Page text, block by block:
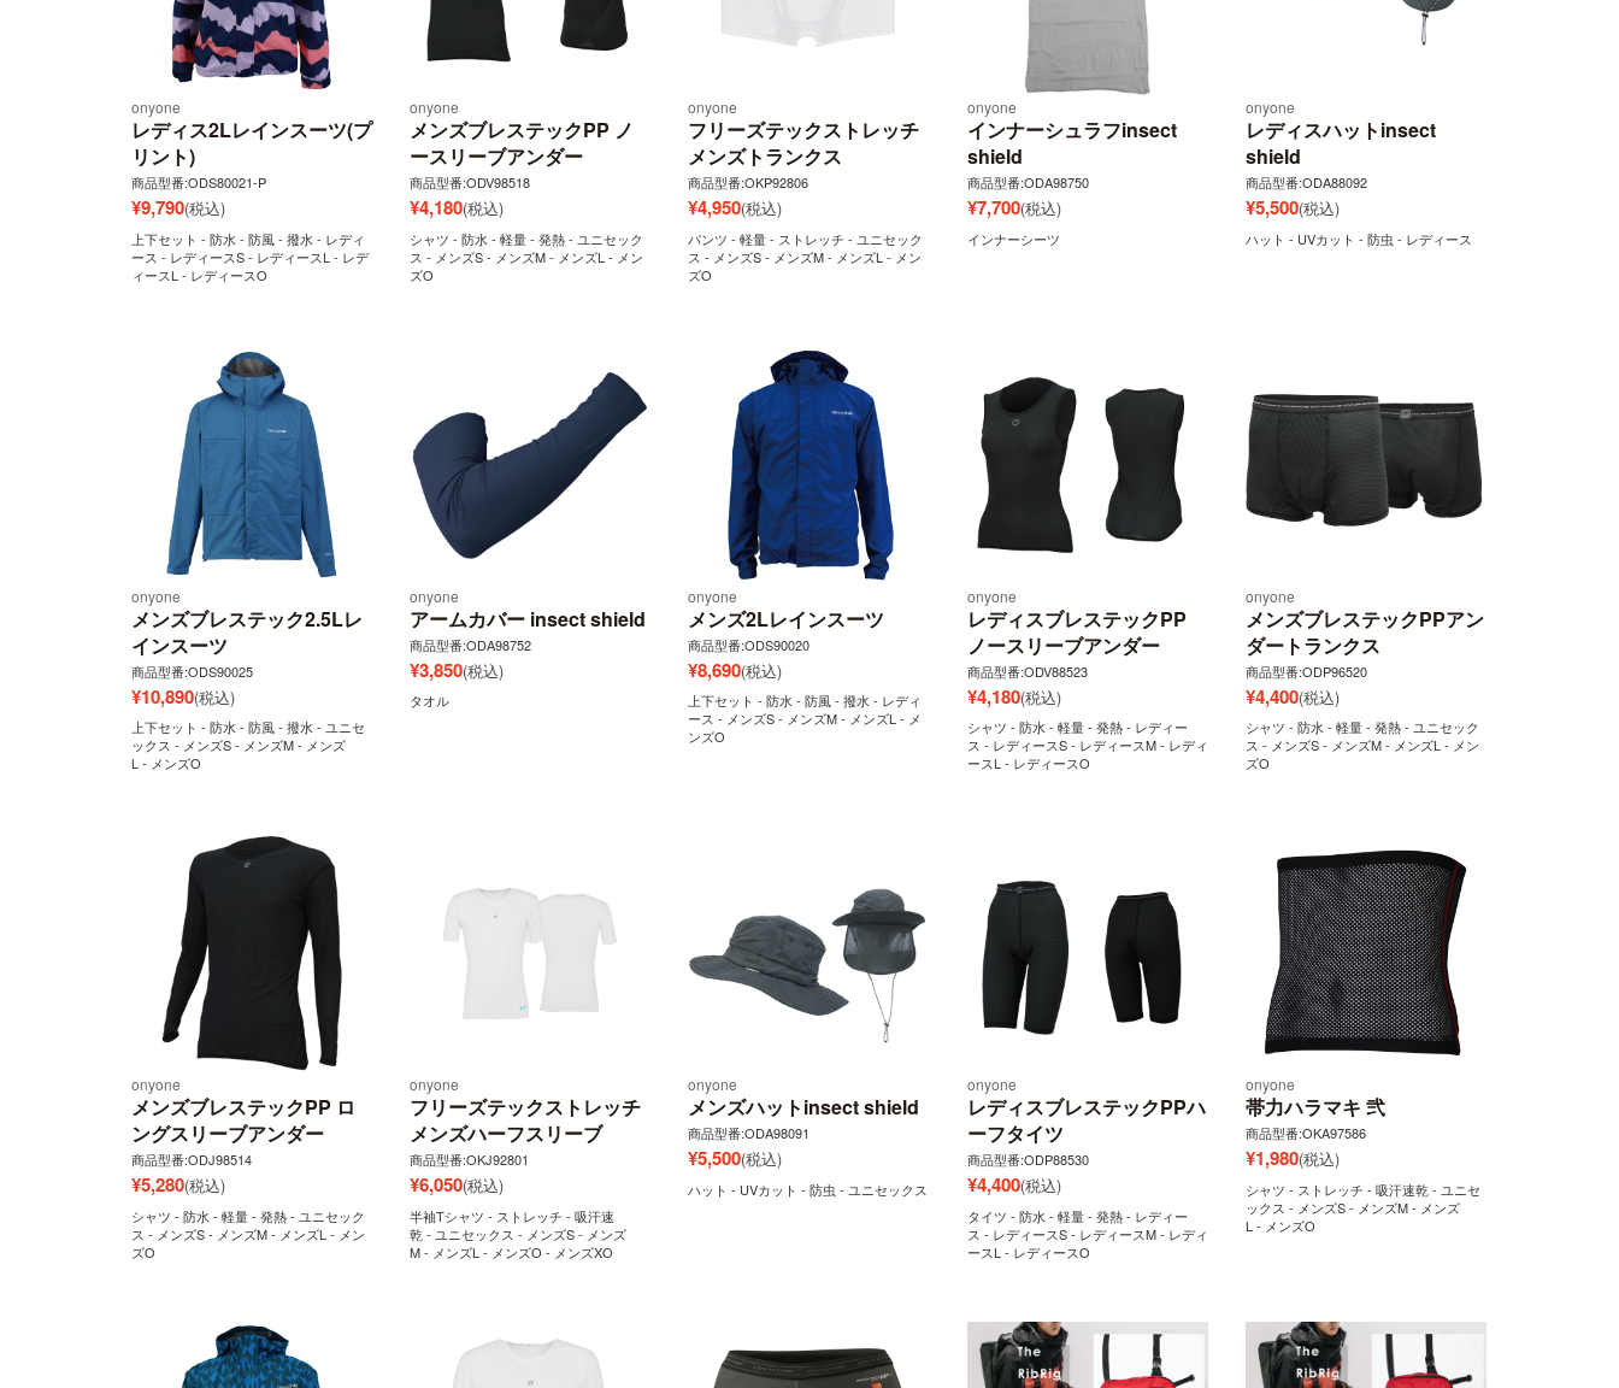
onyone
レディス2Lレインスーツ(プ
リント)
商品型番:ODS80021-P
¥9,790(税込)
上下セット - 防水 - 防風 - 撥水 - レディ
ース - レディースS - レディースL - レデ
ィースL - レディースO
onyone
メンズブレステックPP ノ
ースリーブアンダー
商品型番:ODV98518
¥4,180(税込)
シャツ - 防水 - 軽量 - 発熱 - ユニセック
ス - メンズS - メンズM - メンズL - メン
ズO
onyone
フリーズテックストレッチ
メンズトランクス
商品型番:OKP92806
¥4,950(税込)
パンツ - 軽量 - ストレッチ - ユニセック
ス - メンズS - メンズM - メンズL - メン
ズO
onyone
インナーシュラフinsect
shield
商品型番:ODA98750
¥7,700(税込)
インナーシーツ
onyone
レディスハットinsect
shield
商品型番:ODA88092
¥5,500(税込)
ハット - UVカット - 防虫 - レディース
onyone
メンズブレステック2.5Lレ
インスーツ
商品型番:ODS90025
¥10,890(税込)
上下セット - 防水 - 防風 - 撥水 - ユニセ
ックス - メンズS - メンズM - メンズ
L - メンズO
onyone
アームカバー insect shield
商品型番:ODA98752
¥3,850(税込)
タオル
onyone
メンズ2Lレインスーツ
商品型番:ODS90020
¥8,690(税込)
上下セット - 防水 - 防風 - 撥水 - レディ
ース - メンズS - メンズM - メンズL - メ
ンズO
onyone
レディスブレステックPP
ノースリーブアンダー
商品型番:ODV88523
¥4,180(税込)
シャツ - 防水 - 軽量 - 発熱 - レディー
ス - レディースS - レディースM - レディ
ースL - レディースO
onyone
メンズブレステックPPアン
ダートランクス
商品型番:ODP96520
¥4,400(税込)
シャツ - 防水 - 軽量 - 発熱 - ユニセック
ス - メンズS - メンズM - メンズL - メン
ズO
onyone
メンズブレステックPP ロ
ングスリーブアンダー
商品型番:ODJ98514
¥5,280(税込)
シャツ - 防水 - 軽量 - 発熱 - ユニセック
ス - メンズS - メンズM - メンズL - メン
ズO
onyone
フリーズテックストレッチ
メンズハーフスリーブ
商品型番:OKJ92801
¥6,050(税込)
半袖Tシャツ - ストレッチ - 吸汗速
乾 - ユニセックス - メンズS - メンズ
M - メンズL - メンズO - メンズXO
onyone
メンズハットinsect shield
商品型番:ODA98091
¥5,500(税込)
ハット - UVカット - 防虫 - ユニセックス
onyone
レディスブレステックPPハ
ーフタイツ
商品型番:ODP88530
¥4,400(税込)
タイツ - 防水 - 軽量 - 発熱 - レディー
ス - レディースS - レディースM - レディ
ースL - レディースO
onyone
帯力ハラマキ 弐
商品型番:OKA97586
¥1,980(税込)
シャツ - ストレッチ - 吸汗速乾 - ユニセ
ックス - メンズS - メンズM - メンズ
L - メンズO